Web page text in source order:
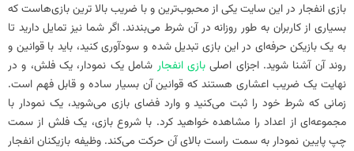
بازی انفجار در این سایت یکی از محبوب‌ترین و با ضریب بالا ترین بازی‌هاست که
بسیاری از کاربران به طور روزانه در آن شرط می‌بندند. اگر شما نیز تمایل دارید تا
به یک بازیکن حرفه‌ای در این بازی تبدیل شده و سودآوری کنید، باید با قوانین و
روند آن آشنا شوید. اجزای اصلیبازی انفجار شامل یک نمودار، یک فلش، و در
نهایت یک ضریب اعشاری هستند که قوانین آن بسیار ساده و قابل فهم است.
زمانی که شرط خود را ثبت می‌کنید و وارد فضای بازی می‌شوید، یک نمودار با
مجموعه‌ای از اعداد را مشاهده خواهید کرد. با شروع بازی، یک فلش از سمت
چپ پایین نمودار به سمت راست بالای آن حرکت می‌کند. وظیفه بازیکنان انفجار